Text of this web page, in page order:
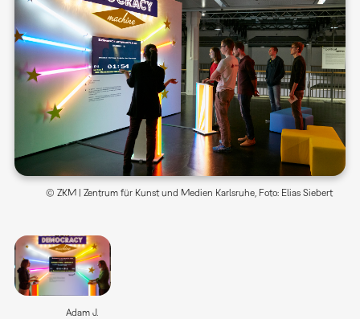
© ZKM | Zentrum für Kunst und Medien Karlsruhe, Foto: Elias Siebert
Adam J.